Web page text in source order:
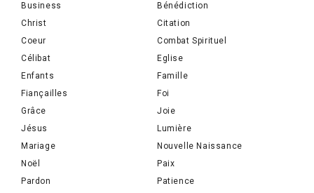
Business
Bénédiction
Christ
Citation
Coeur
Combat Spirituel
Célibat
Eglise
Enfants
Famille
Fiançailles
Foi
Grâce
Joie
Jésus
Lumière
Mariage
Nouvelle Naissance
Noël
Paix
Pardon
Patience